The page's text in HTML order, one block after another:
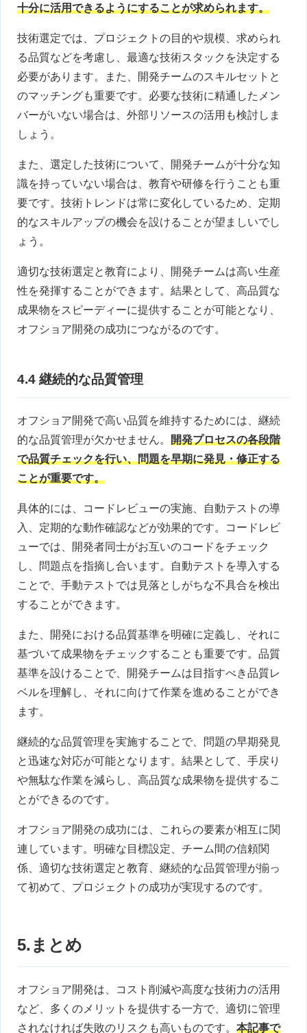
十分に活用できるようにすることが求められます。
技術選定では、プロジェクトの目的や規模、求められ
る品質などを考慮し、最適な技術スタックを決定する
必要があります。また、開発チームのスキルセットと
のマッチングも重要です。必要な技術に精通したメン
バーがいない場合は、外部リソースの活用も検討しま
しょう。
また、選定した技術について、開発チームが十分な知
識を持っていない場合は、教育や研修を行うことも重
要です。技術トレンドは常に変化しているため、定期
的なスキルアップの機会を設けることが望ましいでし
ょう。
適切な技術選定と教育により、開発チームは高い生産
性を発揮することができます。結果として、高品質な
成果物をスピーディーに提供することが可能となり、
オフショア開発の成功につながるのです。
4.4 継続的な品質管理
オフショア開発で高い品質を維持するためには、継続
的な品質管理が欠かせません。 開発プロセスの各段階
で品質チェックを行い、問題を早期に発見・修正する
ことが重要です。
具体的には、コードレビューの実施、自動テストの導
入、定期的な動作確認などが効果的です。コードレビ
ューでは、開発者同士がお互いのコードをチェック
し、問題点を指摘し合います。自動テストを導入する
ことで、手動テストでは見落としがちな不具合を検出
することができます。
また、開発における品質基準を明確に定義し、それに
基づいて成果物をチェックすることも重要です。品質
基準を設けることで、開発チームは目指すべき品質レ
ベルを理解し、それに向けて作業を進めることができ
ます。
継続的な品質管理を実施することで、問題の早期発見
と迅速な対応が可能となります。結果として、手戻り
や無駄な作業を減らし、高品質な成果物を提供するこ
とができるのです。
オフショア開発の成功には、これらの要素が相互に関
連しています。明確な目標設定、チーム間の信頼関
係、適切な技術選定と教育、継続的な品質管理が揃っ
て初めて、プロジェクトの成功が実現するのです。
5.まとめ
オフショア開発は、コスト削減や高度な技術力の活用
など、多くのメリットを提供する一方で、適切に管理
されなければ失敗のリスクも高いものです。 本記事で